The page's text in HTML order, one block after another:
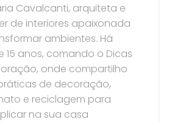
Cavalcanti, arquiteta e
de interiores apaixonada
ambientes. Há
15 anos, comando o Dicas
onde compartilho
de decoração,
e reciclagem para
na sua casa